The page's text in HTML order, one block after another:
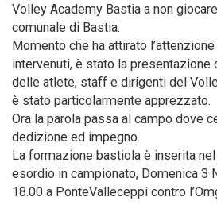
Volley Academy Bastia a non
comunale di Bastia.
Momento che ha attirato
intervenuti, è stato la presentazione
delle atlete, staff e dirigenti del
è stato particolarmente apprezzato.
Ora la parola passa al campo dove
dedizione ed impegno.
La formazione bastiola è inserita
esordio in campionato, Domenica 3
18.00 a PonteValleceppi contro